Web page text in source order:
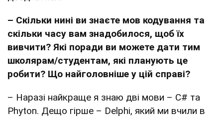
– Скільки нині ви знаєте мов кодування та
скільки часу вам знадобилося, щоб їх
вивчити? Які поради ви можете дати тим
школярам/студентам, які планують це
робити? Що найголовніше у цій справі?
– Наразі найкраще я знаю дві мови – С# та
Phyton. Дещо гірше – Delphi, який ми вчили в